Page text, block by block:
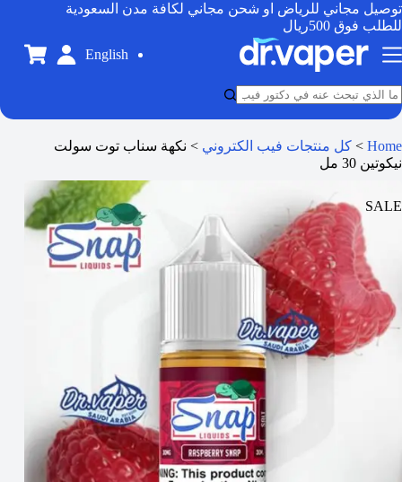
توصيل مجاني للرياض او شحن مجاني لكافة مدن السعودية
للطلب فوق 500ريال
English
Home
> كل منتجات فيب الكتروني > نكهة سناب توت سولت
نيكوتين 30 مل
SALE